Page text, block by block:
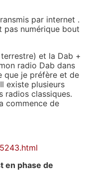
par internet .
pas numérique bout
et la Dab +
radio Dab dans
que je préfère et de
existe plusieurs
radios classiques.
commence de
en phase de